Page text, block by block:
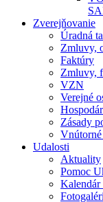
Zverejňovanie
Úradná
Zmluvy,
Faktúry
Zmluvy,
VZN
Verejné
Zásady
Udalosti
Aktuality
Pomoc
Kalendár